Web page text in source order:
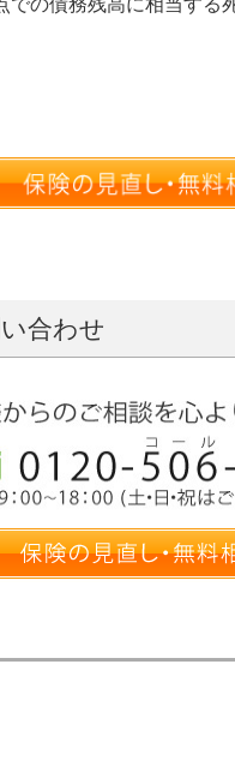
での債務残高に相当する
合わせ